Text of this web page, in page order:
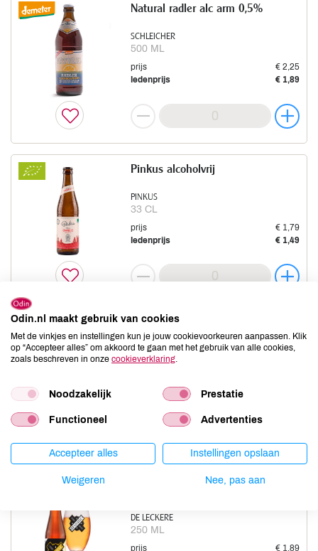
SCHLEICHER
500 ML
Natural radler alc arm 0,5%
prijs
€ 2,25
ledenprijs
€ 1,89
PINKUS
33 CL
Pinkus alcoholvrij
prijs
€ 1,79
ledenprijs
€ 1,49
DE LECKERE
ledenprijs
DE LECKERE
250 ML
Weizen alcoholarm 0,5%
prijs
€ 1,89
Odin.nl maakt gebruik van cookies
Met de vinkjes en instellingen kun je jouw cookievoorkeuren aanpassen. Klik
op “Accepteer alles” om akkoord te gaan met het gebruik van alle cookies,
zoals beschreven in onze cookieverklaring.
Noodzakelijk Prestatie
Functioneel Advertenties
Accepteer alles Instellingen opslaan
Weigeren Nee, pas aan